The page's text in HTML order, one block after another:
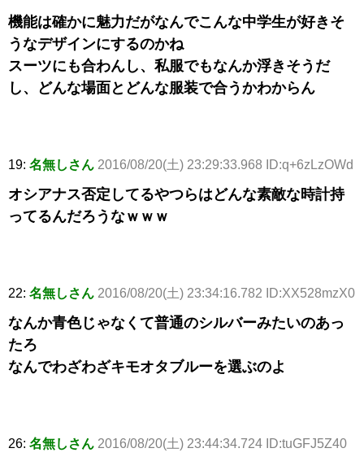
機能は確かに魅力だがなんでこんな中学生が好きそ
うなデザインにするのかね
スーツにも合わんし、私服でもなんか浮きそうだ
し、どんな場面とどんな服装で合うかわからん
19: 名無しさん 2016/08/20(土) 23:29:33.968 ID:q+6zLzOWd
オシアナス否定してるやつらはどんな素敵な時計持
ってるんだろうなｗｗｗ
22: 名無しさん 2016/08/20(土) 23:34:16.782 ID:XX528mzX0
なんか青色じゃなくて普通のシルバーみたいのあっ
たろ
なんでわざわざキモオタブルーを選ぶのよ
26: 名無しさん 2016/08/20(土) 23:44:34.724 ID:tuGFJ5Z40